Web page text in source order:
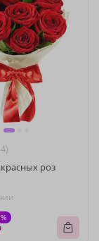
красных роз